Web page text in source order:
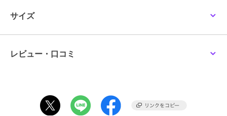
サイズ
原産国
サイズ
レビュー・口コミ